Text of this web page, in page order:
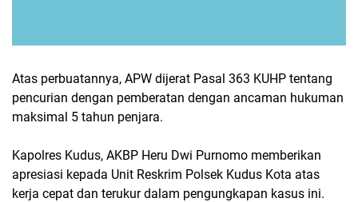
Atas perbuatannya, APW dijerat Pasal 363 KUHP tentang
pencurian dengan pemberatan dengan ancaman hukuman
maksimal 5 tahun penjara.
Kapolres Kudus, AKBP Heru Dwi Purnomo memberikan
apresiasi kepada Unit Reskrim Polsek Kudus Kota atas
kerja cepat dan terukur dalam pengungkapan kasus ini.